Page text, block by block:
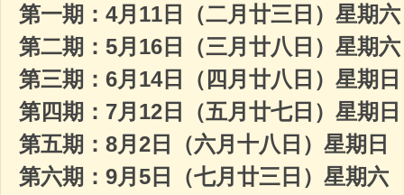
第一期： 4月 11 日（二月廿三日）星期六
第二期： 5月 16 日（三月廿八日）星期六
第三期： 6月 14日（四月廿八日）星期日
第四期： 7月 12 日（五月廿七日）星期日
第五期： 8月 2 日（六月十八日）星期日
第六期： 9月 5 日（七月廿三日）星期六